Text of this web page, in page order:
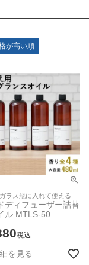
が高い順
ラス瓶に入れて使える
ディフューザー詰替
ル MTLS-50
税込
を見る